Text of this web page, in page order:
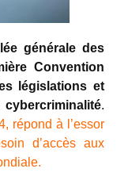
générale des
Convention
législations et
.
répond à l’essor
d’accès aux